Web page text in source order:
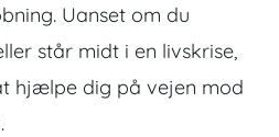
Uanset om du
står midt i en livskrise,
hjælpe dig på vejen mod